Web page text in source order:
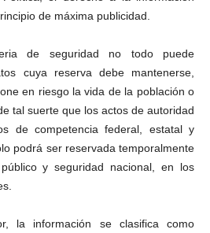
de máxima publicidad.
de seguridad no todo puede
cuya reserva debe mantenerse,
en riesgo la vida de la población o
tal suerte que los actos de autoridad
de competencia federal, estatal y
podrá ser reservada temporalmente
y seguridad nacional, en los
la información se clasifica como